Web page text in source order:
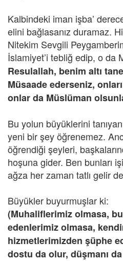
Kalbindeki iman işba’
elini bağlasanız duramaz.
Nitekim Sevgili
İslamiyet’i tebliğ edip, o da
Resulallah, benim altı
Müsaade ederseniz,
onlar da Müslüman
Bu yolun büyüklerini
yeni bir şey öğrenemez.
öğrendiği şeyleri,
hoşuna gider. Ben bunları
ağza her zaman tatlı gelir
Büyükler buyurmuşlar ki:
(Muhaliflerimiz olmasa,
edenlerimiz olmasa,
hizmetlerimizden şüphe
dostu da olur, düşmanı